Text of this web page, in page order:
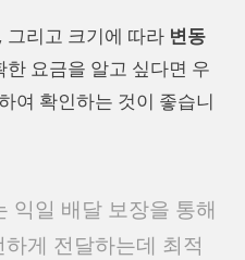
그리고 크기에 따라 변동
한 요금을 알고 싶다면 우
여 확인하는 것이 좋습니
익일 배달 보장을 통해
게 전달하는데 최적